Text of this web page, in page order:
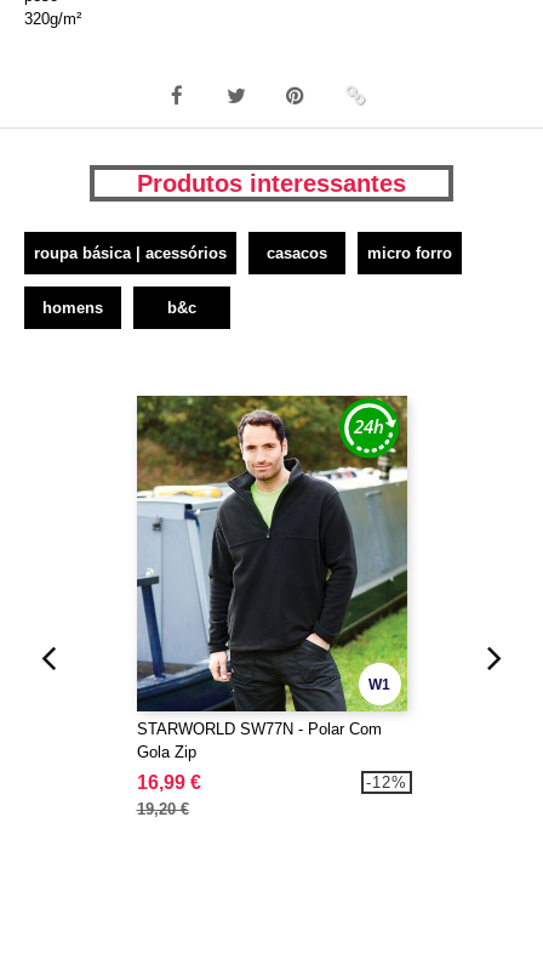
320g/m²
Produtos interessantes
roupa básica | acessórios casacos micro forro
homens b&c
W1
STARWORLD SW77N - Polar Com
Gola Zip
16,99 €
19,20 €
-12%